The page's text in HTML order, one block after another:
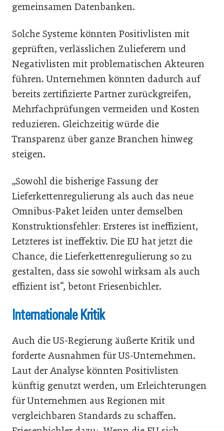
gemeinsamen Datenbanken.
Solche Systeme könnten Positivlisten mit
geprüften, verlässlichen Zulieferern und
Negativlisten mit problematischen Akteuren
führen. Unternehmen könnten dadurch auf
bereits zertifizierte Partner zurückgreifen,
Mehrfachprüfungen vermeiden und Kosten
reduzieren. Gleichzeitig würde die
Transparenz über ganze Branchen hinweg
steigen.
„Sowohl die bisherige Fassung der
Lieferkettenregulierung als auch das neue
Omnibus-Paket leiden unter demselben
Konstruktionsfehler: Ersteres ist ineffizient,
Letzteres ist ineffektiv. Die EU hat jetzt die
Chance, die Lieferkettenregulierung so zu
gestalten, dass sie sowohl wirksam als auch
effizient ist“, betont Friesenbichler.
Internationale Kritik
Auch die US-Regierung äußerte Kritik und
forderte Ausnahmen für US-Unternehmen.
Laut der Analyse könnten Positivlisten
künftig genutzt werden, um Erleichterungen
für Unternehmen aus Regionen mit
vergleichbaren Standards zu schaffen.